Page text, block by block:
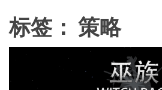
标签： 策略